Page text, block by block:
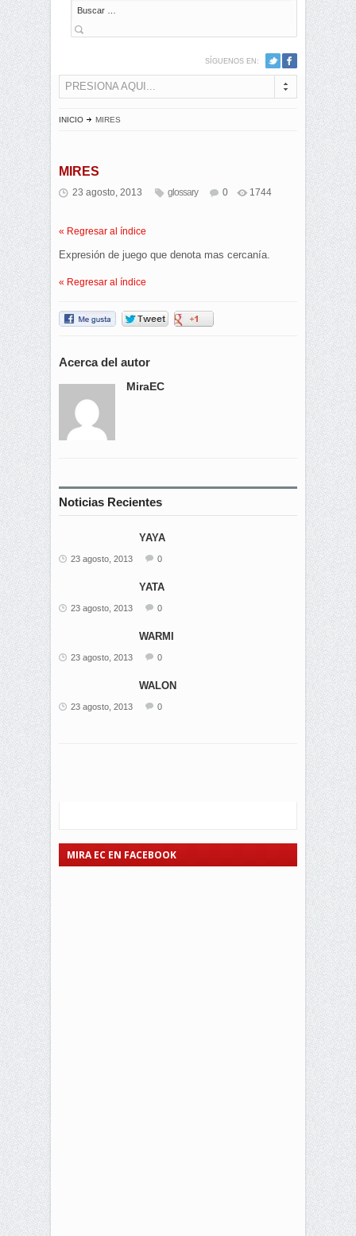
Buscar
SÍGUENOS EN:
PRESIONA AQUI...
INICIO MIRES
MIRES
23 agosto, 2013 glossary 0 1744
« Regresar al índice
Expresión de juego que denota mas cercanía.
« Regresar al índice
Acerca del autor
MiraEC
Noticias Recientes
YAYA
23 agosto, 2013 0
YATA
23 agosto, 2013 0
WARMI
23 agosto, 2013 0
WALON
23 agosto, 2013 0
MIRA EC EN FACEBOOK